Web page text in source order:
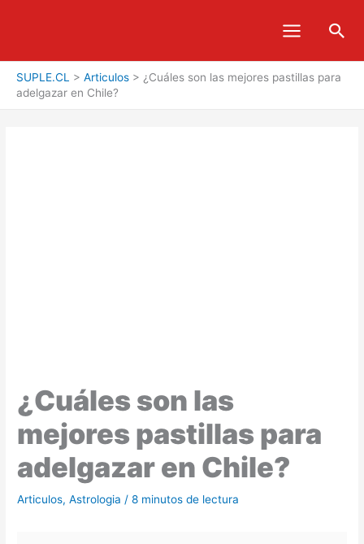
SUPLE.CL > Articulos > ¿Cuáles son las mejores pastillas para
adelgazar en Chile?
¿Cuáles son las
mejores pastillas para
adelgazar en Chile?
Articulos,Astrologia /8 minutos de lectura